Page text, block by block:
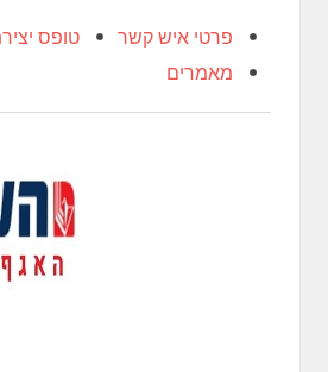
פרטי איש קשר
טופס
מאמרים